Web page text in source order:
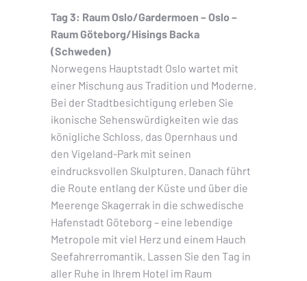
Tag 3: Raum Oslo/Gardermoen – Oslo –
Raum Göteborg/Hisings Backa
(Schweden)
Norwegens Hauptstadt Oslo wartet mit
einer Mischung aus Tradition und Moderne.
Bei der Stadtbesichtigung erleben Sie
ikonische Sehenswürdigkeiten wie das
königliche Schloss, das Opernhaus und
den Vigeland-Park mit seinen
eindrucksvollen Skulpturen. Danach führt
die Route entlang der Küste und über die
Meerenge Skagerrak in die schwedische
Hafenstadt Göteborg – eine lebendige
Metropole mit viel Herz und einem Hauch
Seefahrerromantik. Lassen Sie den Tag in
aller Ruhe in Ihrem Hotel im Raum